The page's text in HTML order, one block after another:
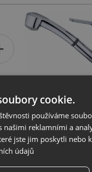
3 490 Kčs DPH
Teka ANGULAR 2B X
cookie.
používáme
našimi reklamními a
jste jim poskytli nebo
údajů